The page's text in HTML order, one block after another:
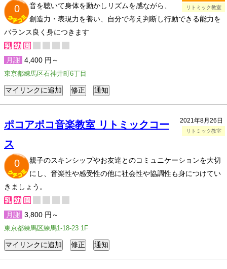
リトミック教室
0
音を聴いて身体を動かしリズムを感ながら、
創造力・表現力を養い、自分で考え判断し行動できる能力を
バランス良く身につきます
月謝 4,400 円～
東京都練馬区石神井町6丁目
2021年8月26日
リトミック教室
ポコアポコ音楽教室 リトミックコー
ス
0
親子のスキンシップやお友達とのコミュニケーションを大切
にし、音楽性や感受性の他に社会性や協調性も身につけてい
きましょう。
月謝 3,800 円～
東京都練馬区練馬1-18-23 1F